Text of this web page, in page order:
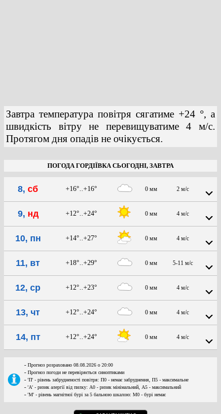
Завтра температура повітря сягатиме +24 °, а
швидкість вітру не перевищуватиме 4 м/с.
Протягом дня опадів не очікується.
ПОГОДА ГОРДІЇВКА СЬОГОДНІ, ЗАВТРА
8, сб +16°..+16° 0 мм 2 м/с
9, нд +12°..+24° 0 мм 4 м/с
10, пн +14°..+27° 0 мм 4 м/с
11, вт +18°..+29° 0 мм 5-11 м/с
12, ср +12°..+23° 0 мм 4 м/с
13, чт +12°..+24° 0 мм 4 м/с
14, пт +12°..+24° 0 мм 4 м/с
- Прогноз розраховано 08.08.2026 о 20:00
- Прогноз погоди не перевіряється синоптиками
- 'П' - рівень забрудненості повітря: П0 - немає забруднення, П5 - максимальне
- 'А' - ризик алергії від пилку: А0 - ризик мінімальний, А5 - максимальний
- 'М' - рівень магнітної бурі за 5 бальною шкалою: M0 - бурі немає